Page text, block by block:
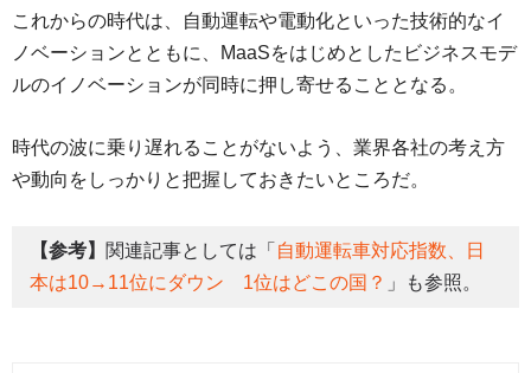
これからの時代は、自動運転や電動化といった技術的なイ
ノベーションとともに、MaaSをはじめとしたビジネスモデ
ルのイノベーションが同時に押し寄せることとなる。
時代の波に乗り遅れることがないよう、業界各社の考え方
や動向をしっかりと把握しておきたいところだ。
【参考】 関連記事としては「 自動運転車対応指数、日
本は10→11位にダウン 1位はどこの国？ 」も参照。